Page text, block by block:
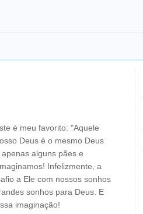
é meu favorito: "Aquele
Deus é o mesmo Deus
alguns pães e
Infelizmente, a
a Ele com nossos sonhos
sonhos para Deus. E
imaginação!